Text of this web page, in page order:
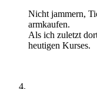
Nicht jammern,
armkaufen.
Als ich zuletzt
heutigen Kurses.